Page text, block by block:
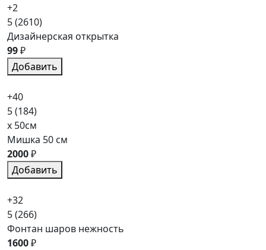
+2
5(2610)
Дизайнерская открытка
99₽
Добавить
+40
5(184)
x 50см
Мишка 50 см
2000₽
Добавить
+32
5(266)
Фонтан шаров нежность
1600₽